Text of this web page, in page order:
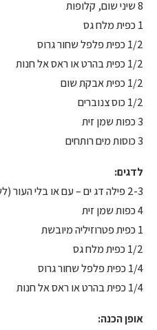
8 שיני שום, קלופות
1 כפית מלח גס
1/2 כפית פלפל שחור גרוס
1/2 כפית בהרט או ראס אל חנות
1/2 כפית אבקת שום
1/2 כוס צנוברים
3 כפות שמן זית
3 כוסות מים רותחים
לדגים:
2-3 פילה דג ים – עם או בלי העור (לשיקולכם)
4 כפות שמן זית
1 כפית פטרוזיליה מיובשת
1/2 כפית מלח גס
1/4 כפית פלפל שחור גרוס
1/4 כפית בהרט או ראס אל חנות
אופן הכנה: